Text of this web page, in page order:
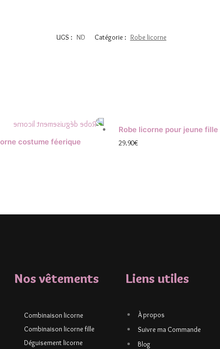
UGS : ND Catégorie : Robe licorne
costume féerique
Robe licorne pour jeune fille
29.90€
Nos vêtements
Combinaison licorne
Combinaison licorne fille
Déguisement licorne
Liens utiles
À propos
Suivre ma Commande
Blog